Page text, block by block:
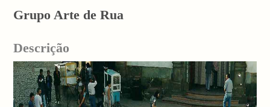
Grupo Arte de Rua
Descrição